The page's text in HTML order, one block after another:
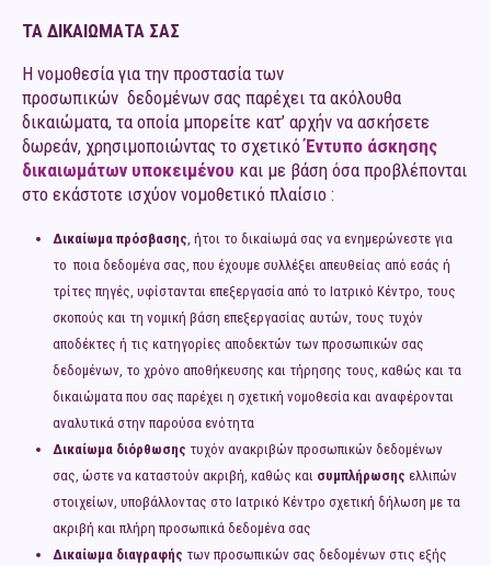
ΤΑ ΔΙΚΑΙΩΜΑΤΑ ΣΑΣ
Η νομοθεσία για την προστασία των
προσωπικών δεδομένων σας παρέχει τα ακόλουθα
δικαιώματα, τα οποία μπορείτε κατ’ αρχήν να ασκήσετε
δωρεάν, χρησιμοποιώντας το σχετικόΈντυπο άσκησης
δικαιωμάτων υποκειμένου και με βάση όσα προβλέπονται
στο εκάστοτε ισχύον νομοθετικό πλαίσιο :
Δικαίωμα πρόσβασης , ήτοι το δικαίωμά σας να ενημερώνεστε για
το ποια δεδομένα σας, που έχουμε συλλέξει απευθείας από εσάς ή
τρίτες πηγές, υφίστανται επεξεργασία από το Ιατρικό Κέντρο, τους
σκοπούς και τη νομική βάση επεξεργασίας αυτών, τους τυχόν
αποδέκτες ή τις κατηγορίες αποδεκτών των προσωπικών σας
δεδομένων, το χρόνο αποθήκευσης και τήρησης τους, καθώς και τα
δικαιώματα που σας παρέχει η σχετική νομοθεσία και αναφέρονται
αναλυτικά στην παρούσα ενότητα
Δικαίωμα διόρθωσης τυχόν ανακριβών προσωπικών δεδομένων
σας, ώστε να καταστούν ακριβή, καθώς και συμπλήρωσης ελλιπών
στοιχείων, υποβάλλοντας στο Ιατρικό Κέντρο σχετική δήλωση με τα
ακριβή και πλήρη προσωπικά δεδομένα σας
Δικαίωμα διαγραφής των προσωπικών σας δεδομένων στις εξής